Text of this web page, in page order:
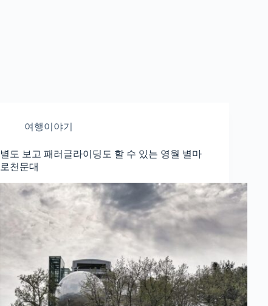
여행이야기
별도 보고 패러글라이딩도 할 수 있는 영월 별마
로천문대